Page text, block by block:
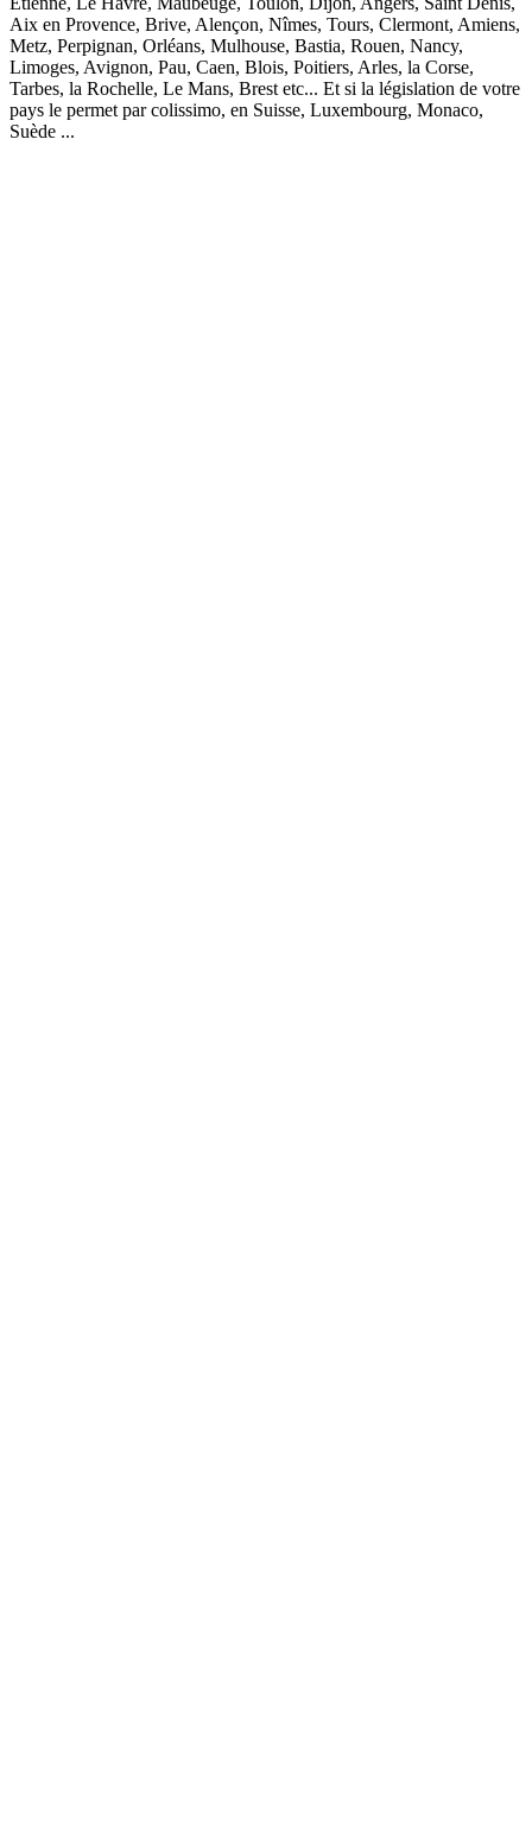
Aix en Provence, Brive, Alençon, Nîmes, Tours, Clermont, Amiens,
Metz, Perpignan, Orléans, Mulhouse, Bastia, Rouen, Nancy,
Limoges, Avignon, Pau, Caen, Blois, Poitiers, Arles, la Corse,
Tarbes, la Rochelle, Le Mans, Brest etc... Et si la législation de votre
pays le permet par colissimo, en Suisse, Luxembourg, Monaco,
Suède ...